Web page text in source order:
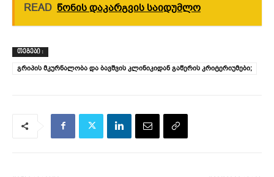
READ წონის დაკარგვის საიდუმლო
ᲗᲔᲒᲔᲑᲘ :
გრიპის მკურნალობა და ბავშვის კლინიკიდან გაწერის კრიტერიუმები;